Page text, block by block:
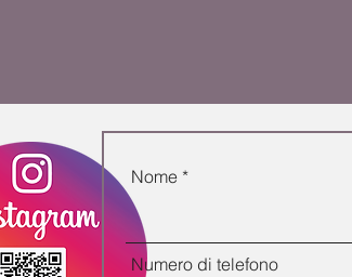
Nome
Numero di telefono